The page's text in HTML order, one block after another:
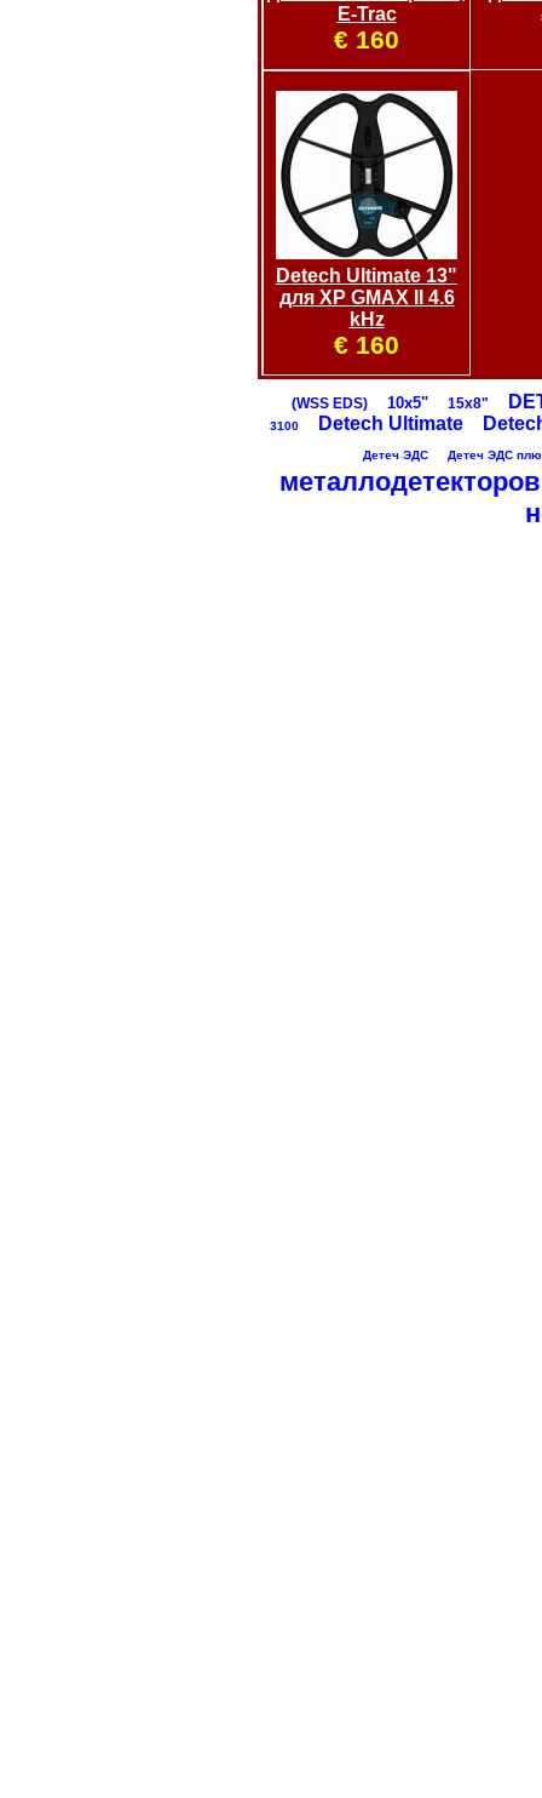
E-Trac
€ 160
Detech Ultimate 13"
для XP GMAX II 4.6
kHz
€ 160
(WSS EDS) 10х5" 15х8"
3100 Detech Ultimate
Детеч ЭДС Детеч ЭДС
металлодетекторов